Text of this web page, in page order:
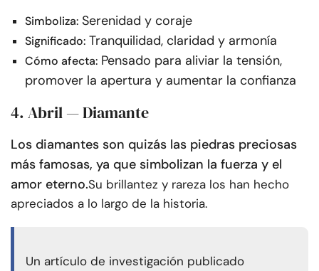
Simboliza: Serenidad y coraje
Significado: Tranquilidad, claridad y armonía
Cómo afecta: Pensado para aliviar la tensión,
promover la apertura y aumentar la confianza
4. Abril — Diamante
Los diamantes son quizás las piedras preciosas
más famosas, ya que simbolizan la fuerza y el
amor eterno.Su brillantez y rareza los han hecho
apreciados a lo largo de la historia.
Un artículo de investigación publicado